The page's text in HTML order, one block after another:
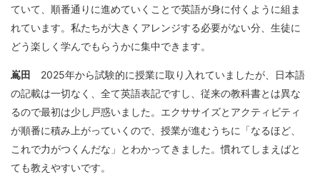
ていて、順番通りに進めていくことで英語が身に付くように組ま
れています。私たちが大きくアレンジする必要がない分、生徒に
どう楽しく学んでもらうかに集中できます。
嶌田 2025年から試験的に授業に取り入れていましたが、日本語
の記載は一切なく、全て英語表記ですし、従来の教科書とは異な
るので最初は少し戸惑いました。エクササイズとアクティビティ
が順番に積み上がっていくので、授業が進むうちに「なるほど、
これで力がつくんだな」とわかってきました。慣れてしまえばと
ても教えやすいです。